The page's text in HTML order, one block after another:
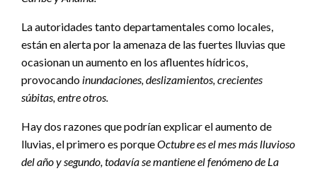
La autoridades tanto departamentales como locales,
están en alerta por la amenaza de las fuertes lluvias que
ocasionan un aumento en los afluentes hídricos,
provocando inundaciones, deslizamientos, crecientes
súbitas, entre otros.
Hay dos razones que podrían explicar el aumento de
lluvias, el primero es porqueOctubre es el mes más lluvioso
del año y segundo, todavía se mantiene el fenómeno de La